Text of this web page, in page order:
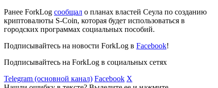
Ранее ForkLog сообщал о планах властей Сеула по созданию
криптовалюты S-Coin, которая будет использоваться в
городских программах социальных пособий.
Подписывайтесь на новости ForkLog в Facebook!
Подписывайтесь на ForkLog в социальных сетях
Telegram (основной канал) Facebook X